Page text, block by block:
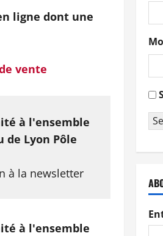
ligne dont une
vente
à l'ensemble
de Lyon Pôle
à la newsletter
à l'ensemble